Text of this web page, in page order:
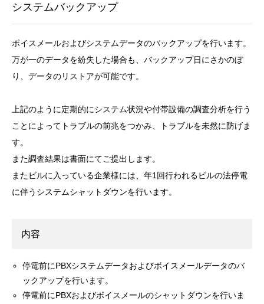
システムバックアップ
ボイスメールおよびシステムデータのバックアップを行います。
万が一のデータを紛失した場合も、バックアップ日にさかのぼ
り、データのリストアが可能です。
上記のように定期的にシステム状況や付帯設備の調査分析を行う
ことによってトラブルの前兆をつかみ、トラブルを未然に防げま
す。
また調査結果は書面にてご提出します。
またビルに入っている企業様には、年1回行われるビルの法停電
に伴うシステムシャットダウンを行います。
内容
停電前にPBXシステムデータおよびボイスメールデータのバ
ックアップを行います。
停電前にPBXおよびボイスメールのシャットダウンを行いま